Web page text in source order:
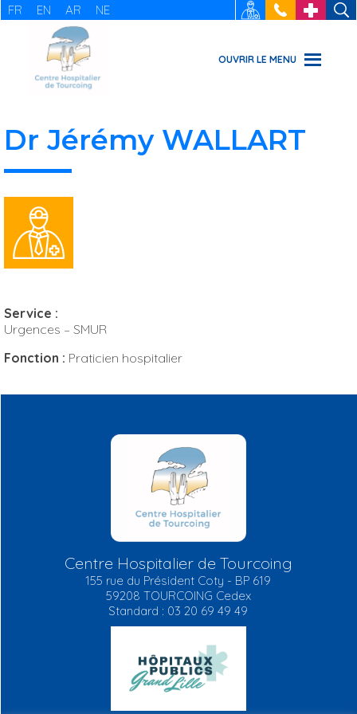
FR EN AR NE RECRUTEMENT
: 03 20 69
49 49
URGENCES
OUVRIR LE MENU
Dr Jérémy WALLART
Service :
Urgences – SMUR
Fonction : Praticien hospitalier
Centre Hospitalier de Tourcoing
155 rue du Président Coty - BP 619
59208 TOURCOING Cedex
Standard : 03 20 69 49 49